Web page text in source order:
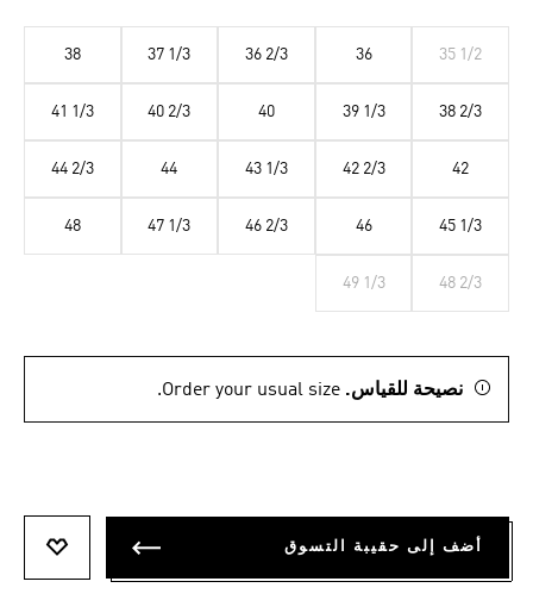
35 1/2
36
36 2/3
37 1/3
38
38 2/3
39 1/3
40
40 2/3
41 1/3
42
42 2/3
43 1/3
44
44 2/3
45 1/3
46
46 2/3
47 1/3
48
48 2/3
49 1/3
نصيحة للقياس. Order your usual size.
أضف إلى حقيبة التسوق